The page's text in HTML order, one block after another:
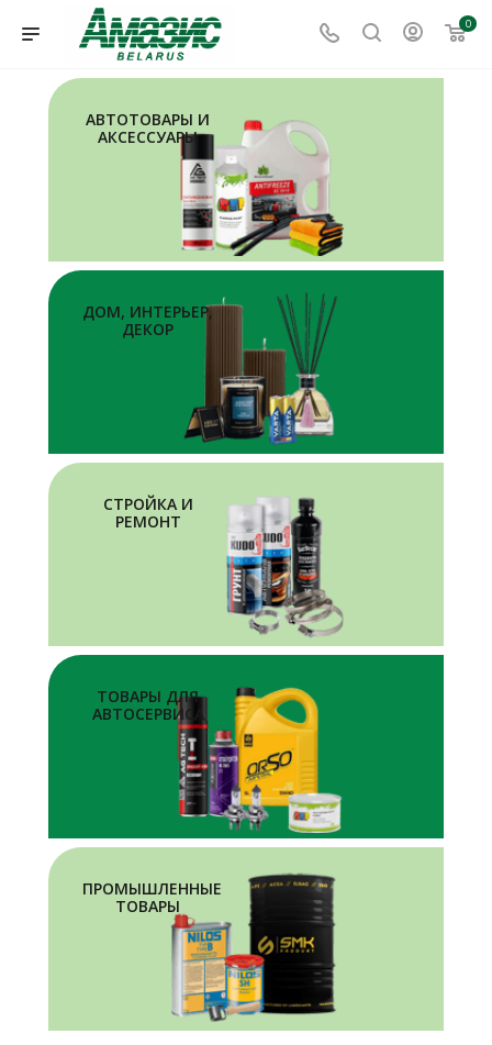
0
АВТОТОВАРЫ И
АКСЕССУАРЫ
ДОМ, ИНТЕРЬЕР,
ДЕКОР
СТРОЙКА И
РЕМОНТ
ТОВАРЫ ДЛЯ
АВТОСЕРВИСА
ПРОМЫШЛЕННЫЕ
ТОВАРЫ